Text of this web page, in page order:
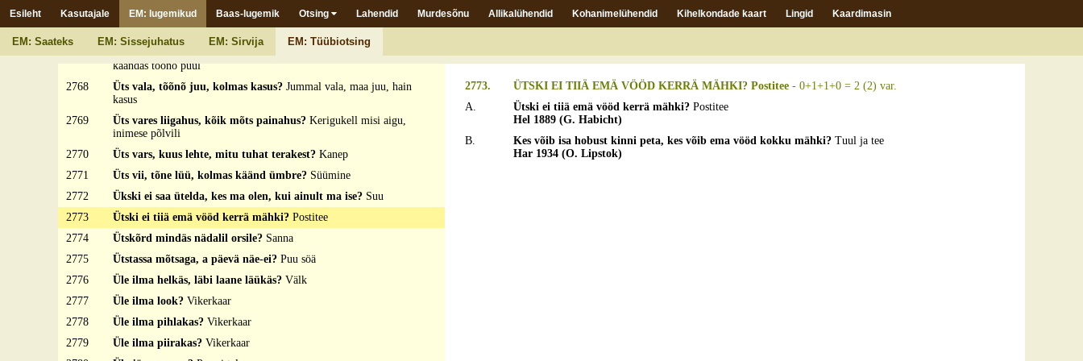
Esileht Kasutajale EM: lugemikud Baas-lugemik Otsing Lahendid Murdesõnu Allikalühendid Kohanimelühendid Kihelkondade kaart Lingid Kaardimasin
EM: Saateks EM: Sissejuhatus EM: Sirvija EM: Tüübiotsing
2765 Üts tsiga, kats nõnna?Nüsk (lüpsik
2767
Üts vakk, äga aastäga käänetäs tõõnõ puul?
Maad künnetas,
käändäs tõõnõ puul
2768
Üts vala, tõõnõ juu, kolmas kasus? Jummal vala, maa juu, hain
kasus
2769
Üts vares liigahus, kõik mõts painahus? Kerigukell misi aigu,
inimese põlvili
2770
Üts vars, kuus lehte, mitu tuhat terakest? Kanep
2771
Üts vii, tõne lüü, kolmas käänd ümbre? Süümine
2772
Ükski ei saa ütelda, kes ma olen, kui ainult ma ise? Suu
2773
Ütski ei tiiä emä vööd kerrä mähki? Postitee
2774
Ütskõrd mindäs nädalil orsile? Sanna
2775
Ütstassa mõtsaga, a päevä näe-ei? Puu söä
2776
Üle ilma helkäs, läbi laane läükäs? Välk
2777
Üle ilma look? Vikerkaar
2778
Üle ilma pihlakas? Vikerkaar
2779
Üle ilma piirakas? Vikerkaar
2773. ÜTSKI EI TIIÄ EMÄ VÖÖD KERRÄ MÄHKI? Postitee - 0+1+1+0 = 2 (2) var.
A.
Ütski ei tiiä emä vööd kerrä mähki? Postitee
Hel 1889 (G. Habicht)
B.
Kes võib isa hobust kinni peta, kes võib ema vööd kokku mähki? Tuul ja tee
Har 1934 (O. Lipstok)